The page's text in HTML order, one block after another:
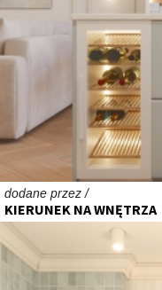
dodane przez /
KIERUNEK NA WNĘTRZA